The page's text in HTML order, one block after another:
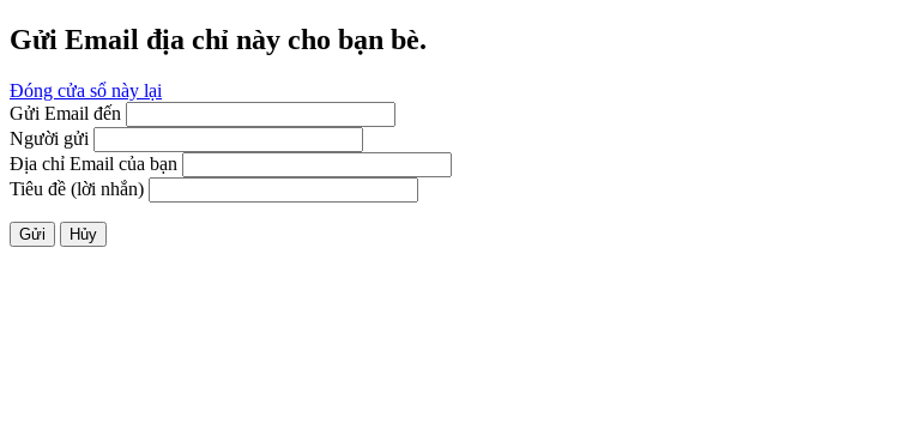
Gửi Email địa chỉ này cho bạn bè.
Đóng cửa sổ này lại
Gửi Email đến
Người gửi
Địa chỉ Email của bạn
Tiêu đề (lời nhắn)
Gửi Hủy